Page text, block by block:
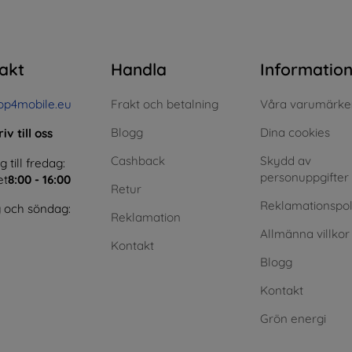
till oss
till fredag:
8:00 - 16:00
och söndag:
Handla
Frakt och betalning
Blogg
Cashback
Retur
Reklamation
Kontakt
Information
Våra
Dina cookies
Skydd av
personuppgifter
Allmänna villkor
Blogg
Kontakt
Grön energi